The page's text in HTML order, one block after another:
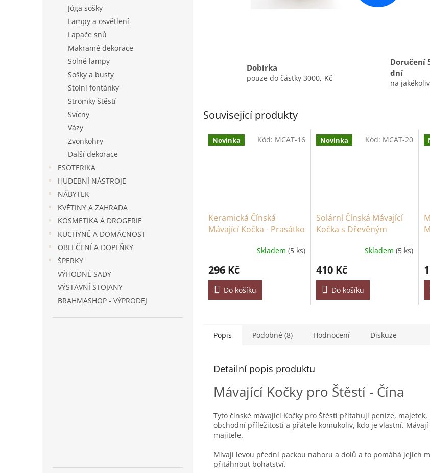
Jóga sošky
Lampy a osvětlení
Lapače snů
Makramé dekorace
Solné lampy
Sošky a busty
Stolní fontánky
Stromky štěstí
Svícny
Vázy
Zvonkohry
Další dekorace
ESOTERIKA
HUDEBNÍ NÁSTROJE
NÁBYTEK
KVĚTINY A ZAHRADA
KOSMETIKA A DROGERIE
KUCHYNĚ A DOMÁCNOST
OBLEČENÍ A DOPLŇKY
ŠPERKY
VÝHODNÉ SADY
VÝSTAVNÍ STOJANY
BRAHMASHOP - VÝPRODEJ
Dobírka
pouze do částky 3000,-Kč
Doručení
dní
na
Související produkty
Novinka
Keramická Čínská
Mávající Kočka - Prasátko
Skladem (5 ks)
296 Kč
Do košíku
Kód: MCAT-16 Novinka
Solární Čínská Mávající
Kočka s Dřevěným
Mávající RukouSkladem (5 ks)
410 Kč
Do košíku
Kód: MCAT-20
Popis Podobné (8) Hodnocení Diskuze
Detailní popis produktu
Mávající Kočky pro Štěstí - Čína
Tyto čínské mávající Kočky pro Štěstí přitahují peníze, majetek,
obchodní příležitosti a přátele komukoliv, kdo je vlastní.
majitele.
Mívají levou přední packou nahoru a dolů a to pomáhá jejich
přitáhnout bohatství.